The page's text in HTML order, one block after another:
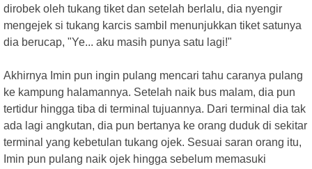
dirobek oleh tukang tiket dan setelah berlalu, dia nyengir
mengejek si tukang karcis sambil menunjukkan tiket satunya
dia berucap, "Ye... aku masih punya satu lagi!"
Akhirnya Imin pun ingin pulang mencari tahu caranya pulang
ke kampung halamannya. Setelah naik bus malam, dia pun
tertidur hingga tiba di terminal tujuannya. Dari terminal dia tak
ada lagi angkutan, dia pun bertanya ke orang duduk di sekitar
terminal yang kebetulan tukang ojek. Sesuai saran orang itu,
Imin pun pulang naik ojek hingga sebelum memasuki